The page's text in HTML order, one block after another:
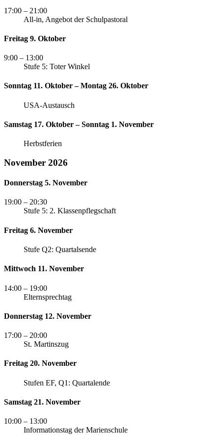
17:00 – 21:00
All-in, Angebot der Schulpastoral
Freitag 9. Oktober
9:00 – 13:00
Stufe 5: Toter Winkel
Sonntag 11. Oktober – Montag 26. Oktober
USA-Austausch
Samstag 17. Oktober – Sonntag 1. November
Herbstferien
November 2026
Donnerstag 5. November
19:00 – 20:30
Stufe 5: 2. Klassenpflegschaft
Freitag 6. November
Stufe Q2: Quartalsende
Mittwoch 11. November
14:00 – 19:00
Elternsprechtag
Donnerstag 12. November
17:00 – 20:00
St. Martinszug
Freitag 20. November
Stufen EF, Q1: Quartalende
Samstag 21. November
10:00 – 13:00
Informationstag der Marienschule